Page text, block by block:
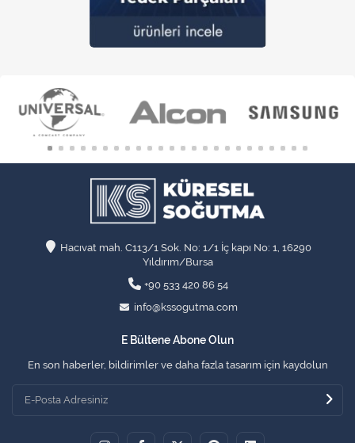
Hacıvat mah. C113/1 Sok. No: 1/1 İç kapı No: 1, 16290
Yıldırım/Bursa
+90 533 420 86 54
info@kssogutma.com
E Bültene Abone Olun
En son haberler, bildirimler ve daha fazla tasarım için kaydolun